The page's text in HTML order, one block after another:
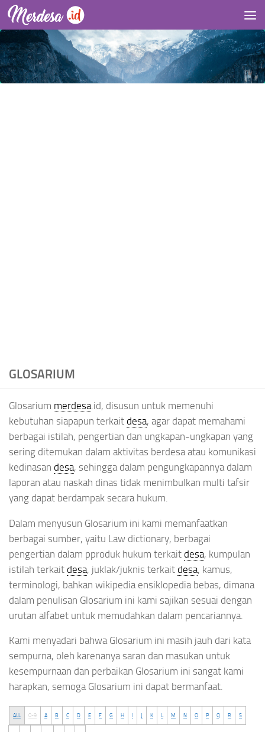
Skip to content
GLOSARIUM
Glosarium merdesa .id, disusun untuk memenuhi
kebutuhan siapapun terkait desa, agar dapat memahami
berbagai istilah, pengertian dan ungkapan-ungkapan yang
sering ditemukan dalam aktivitas berdesa atau komunikasi
kedinasan desa, sehingga dalam pengungkapannya dalam
laporan atau naskah dinas tidak menimbulkan multi tafsir
yang dapat berdampak secara hukum.
Dalam menyusun Glosarium ini kami memanfaatkan
berbagai sumber, yaitu Law dictionary, berbagai
pengertian dalam pproduk hukum terkait desa, kumpulan
istilah terkait desa, juklak/juknis terkait desa, kamus,
terminologi, bahkan wikipedia ensiklopedia bebas, dimana
dalam penulisan Glosarium ini kami sajikan sesuai dengan
urutan alfabet untuk memudahkan dalam pencariannya.
Kami menyadari bahwa Glosarium ini masih jauh dari kata
sempurna, oleh karenanya saran dan masukan untuk
kesempurnaan dan perbaikan Glosarium ini sangat kami
harapkan, semoga Glosarium ini dapat bermanfaat.
ALL 0-9 A B C D E F G H I J K L M N O P Q R S